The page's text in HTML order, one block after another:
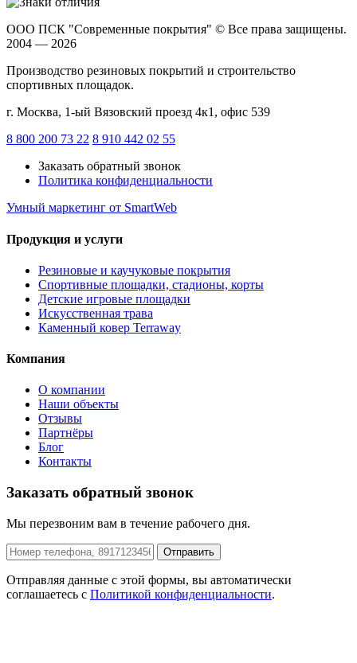
ООО ПСК "Современные покрытия" © Все права защищены.
2004 — 2026
Производство резиновых покрытий и строительство
спортивных площадок.
г. Москва, 1-ый Вязовский проезд 4к1, офис 539
8 800 200 73 22 8 910 442 02 55
Заказать обратный звонок
Политика конфиденциальности
Умный маркетинг от SmartWeb
Продукция и услуги
Резиновые и каучуковые покрытия
Спортивные площадки, стадионы, корты
Детские игровые площадки
Искусственная трава
Каменный ковер Terraway
Компания
О компании
Наши объекты
Отзывы
Партнёры
Блог
Контакты
Заказать обратный звонок
Мы перезвоним вам в течение рабочего дня.
Отправить
Отправляя данные с этой формы, вы автоматически
соглашаетесь с Политикой конфиденциальности.